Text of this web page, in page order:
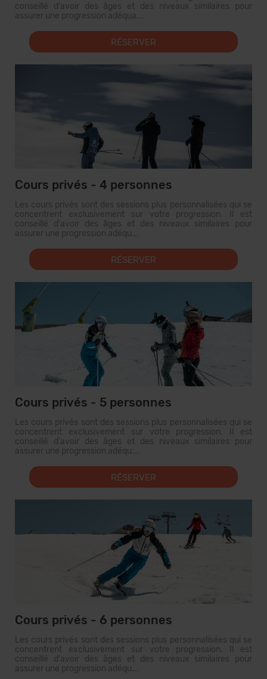
conseillé d'avoir des âges et des niveaux similaires pour
assurer une progression adéqua...
RÉSERVER
Cours privés - 4 personnes
Les cours privés sont des sessions plus personnalisées qui se
concentrent exclusivement sur votre progression. Il est
conseillé d'avoir des âges et des niveaux similaires pour
assurer une progression adéqu...
RÉSERVER
Cours privés - 5 personnes
Les cours privés sont des sessions plus personnalisées qui se
concentrent exclusivement sur votre progression. Il est
conseillé d'avoir des âges et des niveaux similaires pour
assurer une progression adéqu...
RÉSERVER
Cours privés - 6 personnes
Les cours privés sont des sessions plus personnalisées qui se
concentrent exclusivement sur votre progression. Il est
conseillé d'avoir des âges et des niveaux similaires pour
assurer une progression adéqu...